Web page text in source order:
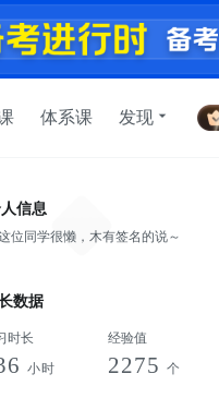
体系课 发现
信息
位同学很懒，木有签名的说～
数据
时长
小时
经验值
2275 个